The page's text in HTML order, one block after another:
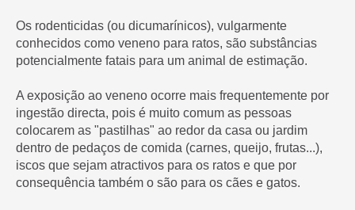
Os rodenticidas (ou dicumarínicos), vulgarmente
conhecidos como veneno para ratos, são substâncias
potencialmente fatais para um animal de estimação.
A exposição ao veneno ocorre mais frequentemente por
ingestão directa, pois é muito comum as pessoas
colocarem as "pastilhas" ao redor da casa ou jardim
dentro de pedaços de comida (carnes, queijo, frutas...),
iscos que sejam atractivos para os ratos e que por
consequência também o são para os cães e gatos.